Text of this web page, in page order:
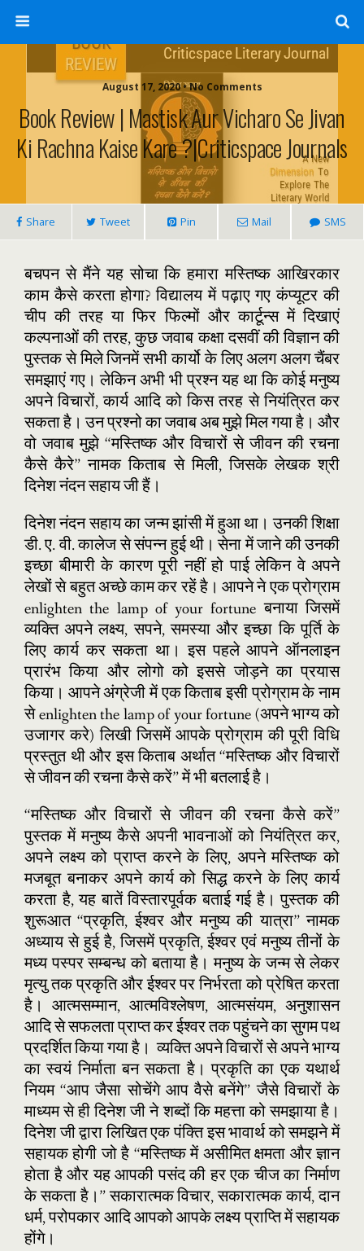
August 17, 2020 • No Comments
Book Review | Mastisk Aur Vicharo Se Jivan
Ki Rachna Kaise Kare ?|Criticspace Journals
Share Tweet Pin Mail SMS
बचपन से मैंने यह सोचा कि हमारा मस्तिष्क आखिरकार
काम कैसे करता होगा? विद्यालय में पढ़ाए गए कंप्यूटर की
चीप की तरह या फिर फिल्मों और कार्टून्स में दिखाएं
कल्पनाओं की तरह, कुछ जवाब कक्षा दसवीं की विज्ञान की
पुस्तक से मिले जिनमें सभी कार्यो के लिए अलग अलग चैंबर
समझाएं गए। लेकिन अभी भी प्रश्न यह था कि कोई मनुष्य
अपने विचारों, कार्य आदि को किस तरह से नियंत्रित कर
सकता है। उन प्रश्नो का जवाब अब मुझे मिल गया है। और
वो जवाब मुझे “मस्तिष्क और विचारों से जीवन की रचना
कैसे कैरे” नामक किताब से मिली, जिसके लेखक श्री
दिनेश नंदन सहाय जी हैं।
दिनेश नंदन सहाय का जन्म झांसी में हुआ था। उनकी शिक्षा
डी. ए. वी. कालेज से संपन्न हुई थी। सेना में जाने की उनकी
इच्छा बीमारी के कारण पूरी नहीं हो पाई लेकिन वे अपने
लेखों से बहुत अच्छे काम कर रहें है। आपने ने एक प्रोग्राम
enlighten the lamp of your fortune बनाया जिसमें
व्यक्ति अपने लक्ष्य, सपने, समस्या और इच्छा कि पूर्ति के
लिए कार्य कर सकता था। इस पहले आपने ऑनलाइन
प्रारंभ किया और लोगो को इससे जोड़ने का प्रयास
किया। आपने अंग्रेजी में एक किताब इसी प्रोग्राम के नाम
से enlighten the lamp of your fortune (अपने भाग्य को
उजागर करे) लिखी जिसमें आपके प्रोग्राम की पूरी विधि
प्रस्तुत थी और इस किताब अर्थात “मस्तिष्क और विचारों
से जीवन की रचना कैसे करें” में भी बतलाई है।
“मस्तिष्क और विचारों से जीवन की रचना कैसे करें”
पुस्तक में मनुष्य कैसे अपनी भावनाओं को नियंत्रित कर,
अपने लक्ष्य को प्राप्त करने के लिए, अपने मस्तिष्क को
मजबूत बनाकर अपने कार्य को सिद्ध करने के लिए कार्य
करता है, यह बातें विस्तारपूर्वक बताई गई है। पुस्तक की
शुरूआत “प्रकृति, ईश्वर और मनुष्य की यात्रा” नामक
अध्याय से हुई है, जिसमें प्रकृति, ईश्वर एवं मनुष्य तीनों के
मध्य पस्पर सम्बन्ध को बताया है। मनुष्य के जन्म से लेकर
मृत्यु तक प्रकृति और ईश्वर पर निर्भरता को प्रेषित करता
है। आत्मसम्मान, आत्मविश्लेषण, आत्मसंयम, अनुशासन
आदि से सफलता प्राप्त कर ईश्वर तक पहुंचने का सुगम पथ
प्रदर्शित किया गया है। व्यक्ति अपने विचारों से अपने भाग्य
का स्वयं निर्माता बन सकता है। प्रकृति का एक यथार्थ
नियम “आप जैसा सोचेंगे आप वैसे बनेंगे” जैसे विचारों के
माध्यम से ही दिनेश जी ने शब्दों कि महत्ता को समझाया है।
दिनेश जी द्वारा लिखित एक पंक्ति इस भावार्थ को समझने में
सहायक होगी जो है “मस्तिष्क में असीमित क्षमता और ज्ञान
होता है और यह आपकी पसंद की हर एक चीज का निर्माण
के सकता है।” सकारात्मक विचार, सकारात्मक कार्य, दान
धर्म, परोपकार आदि आपको आपके लक्ष्य प्राप्ति में सहायक
होंगे।